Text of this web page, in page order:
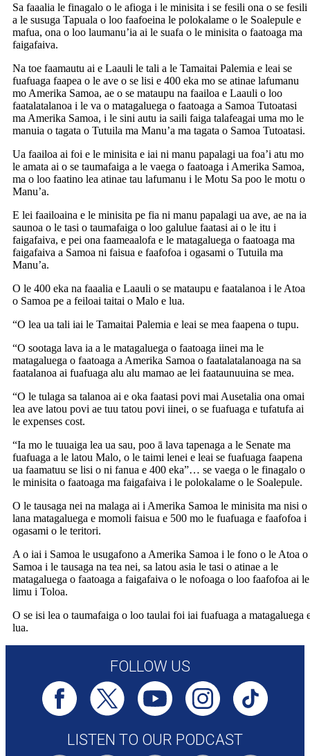
Sa faaalia le finagalo o le afioga i le minisita i se fesili ona o se fesili
a le susuga Tapuala o loo faafoeina le polokalame o le Soalepule e
mafua, ona o loo laumanu’ia ai le suafa o le minisita o faatoaga ma
faigafaiva.
Na toe faamautu ai e Laauli le tali a le Tamaitai Palemia e leai se
fuafuaga faapea o le ave o se lisi e 400 eka mo se atinae lafumanu
mo Amerika Samoa, ae o se mataupu na faailoa e Laauli o loo
faatalatalanoa i le va o matagaluega o faatoaga a Samoa Tutoatasi
ma Amerika Samoa, i le sini autu ia saili faiga talafeagai uma mo le
manuia o tagata o Tutuila ma Manu’a ma tagata o Samoa Tutoatasi.
Ua faailoa ai foi e le minisita e iai ni manu papalagi ua foa’i atu mo
le amata ai o se taumafaiga a le vaega o faatoaga i Amerika Samoa,
ma o loo faatino lea atinae tau lafumanu i le Motu Sa poo le motu o
Manu’a.
E lei faailoaina e le minisita pe fia ni manu papalagi ua ave, ae na ia
saunoa o le tasi o taumafaiga o loo galulue faatasi ai o le itu i
faigafaiva, e pei ona faameaalofa e le matagaluega o faatoaga ma
faigafaiva a Samoa ni faisua e faafofoa i ogasami o Tutuila ma
Manu’a.
O le 400 eka na faaalia e Laauli o se mataupu e faatalanoa i le Atoa
o Samoa pe a feiloai taitai o Malo e lua.
“O lea ua tali iai le Tamaitai Palemia e leai se mea faapena o tupu.
“O sootaga lava ia a le matagaluega o faatoaga iinei ma le
matagaluega o faatoaga a Amerika Samoa o faatalatalanoaga na sa
faatalanoa ai fuafuaga alu alu mamao ae lei faataunuuina se mea.
“O le tulaga sa talanoa ai e oka faatasi povi mai Ausetalia ona omai
lea ave latou povi ae tuu tatou povi iinei, o se fuafuaga e tufatufa ai
le expenses cost.
“Ia mo le tuuaiga lea ua sau, poo ā lava tapenaga a le Senate ma
fuafuaga a le latou Malo, o le taimi lenei e leai se fuafuaga faapena
ua faamatuu se lisi o ni fanua e 400 eka”… se vaega o le finagalo o
le minisita o faatoaga ma faigafaiva i le polokalame o le Soalepule.
O le tausaga nei na malaga ai i Amerika Samoa le minisita ma nisi o
lana matagaluega e momoli faisua e 500 mo le fuafuaga e faafofoa i
ogasami o le teritori.
A o iai i Samoa le usugafono a Amerika Samoa i le fono o le Atoa o
Samoa i le tausaga na tea nei, sa latou asia le tasi o atinae a le
matagaluega o faatoaga a faigafaiva o le nofoaga o loo faafofoa ai le
limu i Toloa.
O se isi lea o taumafaiga o loo taulai foi iai fuafuaga a matagaluega
lua.
FOLLOW US
LISTEN TO OUR PODCAST